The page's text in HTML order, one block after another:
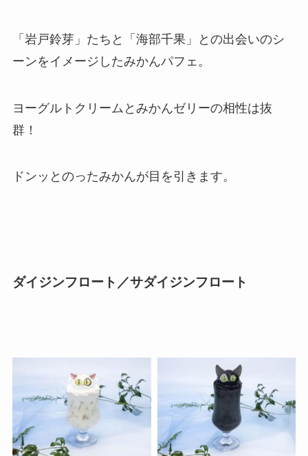
「岩戸鈴芽」たちと「海部千果」との出会いのシ
ーンをイメージしたみかんパフェ。
ヨーグルトクリームとみかんゼリーの相性は抜
群！
ドンッとのったみかんが目を引きます。
ダイジンフロート／サダイジンフロート